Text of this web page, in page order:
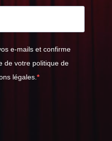
e-mails et confirme
de votre politique de
légales.